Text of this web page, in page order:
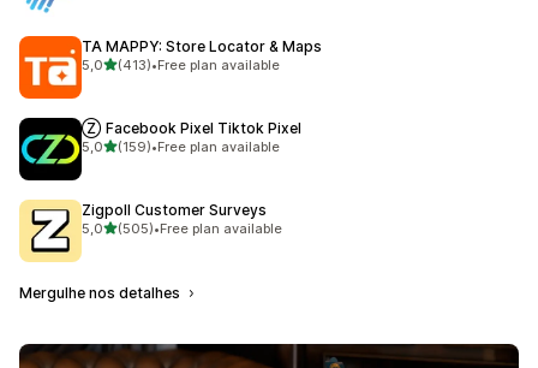
TA MAPPY: Store Locator & Maps
5,0de 5 estrelas
(413)
413 total de avaliações
•Free plan available
Ⓩ Facebook Pixel Tiktok Pixel
5,0de 5 estrelas
(159)
159 total de avaliações
•Free plan available
Zigpoll Customer Surveys
5,0de 5 estrelas
(505)
505 total de avaliações
•Free plan available
Mergulhe nos detalhes